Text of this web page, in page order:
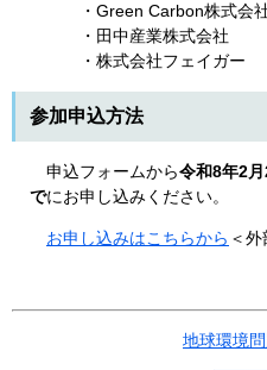
・Green Carbon株式会
・田中産業株式会社
・株式会社フェイガー
参加申込方法
​​ 申込フォームから令和8年2
でにお申し込みください。
お申し込みはこちらから ＜
地球環境